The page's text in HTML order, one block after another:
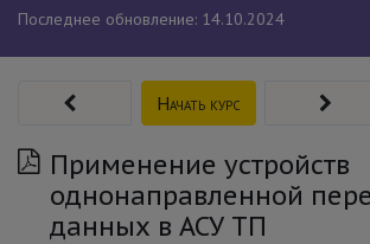
Последнее обновление: 14.10.2024
Применение устройств
однонаправленной
данных в АСУ ТП
Начать курс